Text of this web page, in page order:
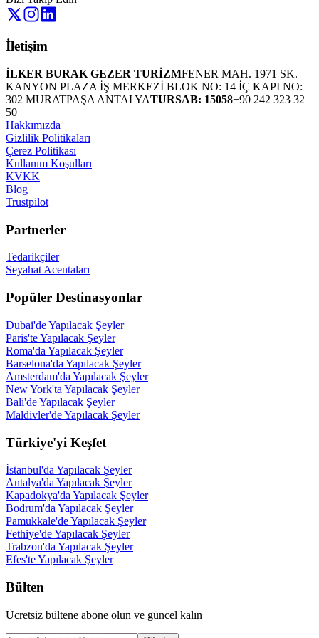
İletişim
İLKER BURAK GEZER TURİZMFENER MAH. 1971 SK.
KANYON PLAZA İŞ MERKEZİ BLOK NO: 14 İÇ KAPI NO:
302 MURATPAŞA ANTALYATURSAB: 15058+90 242 323 32
50
Hakkımızda
Gizlilik Politikaları
Çerez Politikası
Kullanım Koşulları
KVKK
Blog
Trustpilot
Partnerler
Tedarikçiler
Seyahat Acentaları
Popüler Destinasyonlar
Dubai'de Yapılacak Şeyler
Paris'te Yapılacak Şeyler
Roma'da Yapılacak Şeyler
Barselona'da Yapılacak Şeyler
Amsterdam'da Yapılacak Şeyler
New York'ta Yapılacak Şeyler
Bali'de Yapılacak Şeyler
Maldivler'de Yapılacak Şeyler
Türkiye'yi Keşfet
İstanbul'da Yapılacak Şeyler
Antalya'da Yapılacak Şeyler
Kapadokya'da Yapılacak Şeyler
Bodrum'da Yapılacak Şeyler
Pamukkale'de Yapılacak Şeyler
Fethiye'de Yapılacak Şeyler
Trabzon'da Yapılacak Şeyler
Efes'te Yapılacak Şeyler
Bülten
Ücretsiz bültene abone olun ve güncel kalın